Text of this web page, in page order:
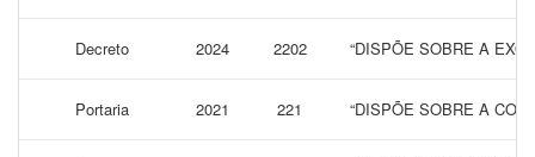
Decreto 2024 2202 “DISPÕE SOBRE A
Portaria 2021 221 “DISPÕE SOBRE A